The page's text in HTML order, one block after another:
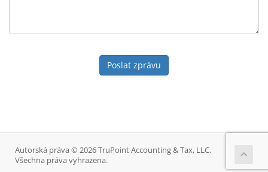
Poslat zprávu
Autorská práva © 2026 TruPoint Accounting & Tax, LLC.
Všechna práva vyhrazena.